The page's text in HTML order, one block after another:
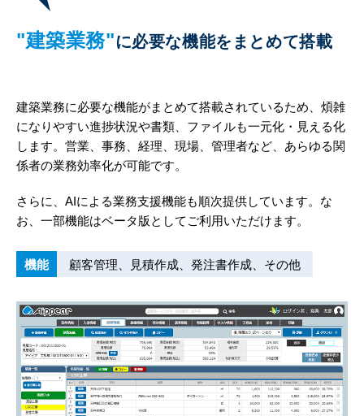
"建築業務"に必要な機能をまとめて搭載
建築業務に必要な機能がまとめて搭載されているため、煩雑
になりやすい進捗状況や書類、ファイルも一元化・見える化
します。営業、事務、経理、現場、管理者など、あらゆる関
係者の業務効率化が可能です。
さらに、AIによる業務支援機能も順次提供しています。な
お、一部機能はベータ版としてご利用いただけます。
機能 顧客管理、見積作成、発注書作成、その他